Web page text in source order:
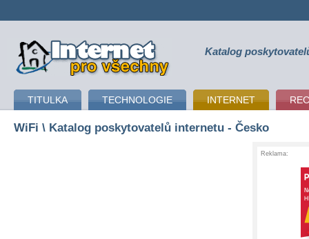
připojení k internetu Katalog
TITULKA TECHNOLOGIE INTERNET
WiFi \ Katalog poskytovatelů internetu - Česko
Reklama: